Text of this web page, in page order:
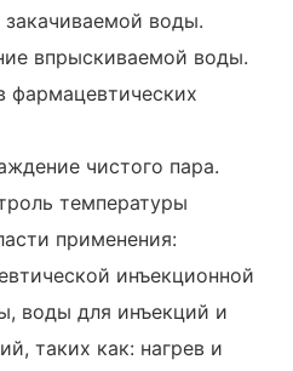
воды.
впрыскиваемой воды.
чистого пара.
применения:
инъекционной
воды для инъекций и
таких как: нагрев и